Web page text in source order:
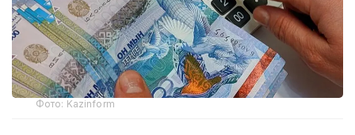
Фото: Kazinform